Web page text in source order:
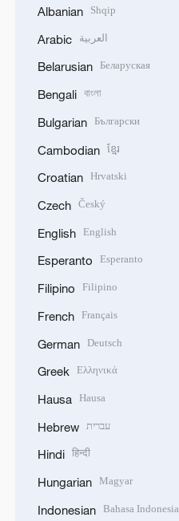
Albanian Shqip
Arabic العربية
Belarusian Беларуская
Bengali বাংলা
Bulgarian Български
Cambodian ខ្មែរ
Croatian Hrvatski
Czech Český
English English
Esperanto Esperanto
Filipino Filipino
French Français
German Deutsch
Greek Ελληνικά
Hausa Hausa
Hebrew עברית
Hindi हिन्दी
Hungarian Magyar
Indonesian Bahasa Indonesia